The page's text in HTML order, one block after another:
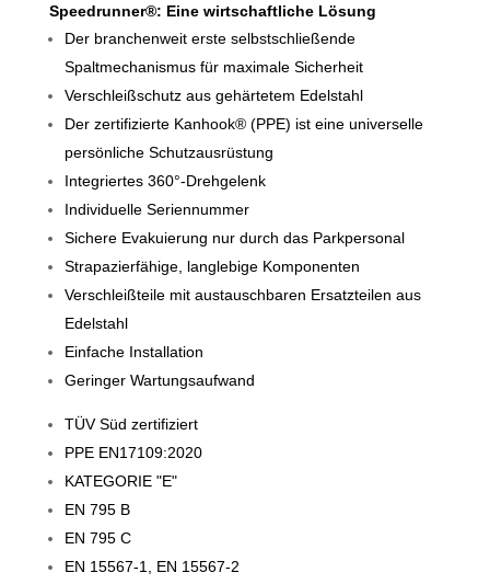
Speedrunner®: Eine wirtschaftliche Lösung
Der branchenweit erste selbstschließende
Spaltmechanismus für maximale Sicherheit
Verschleißschutz aus gehärtetem Edelstahl
Der zertifizierte Kanhook® (PPE) ist eine universelle
persönliche Schutzausrüstung
Integriertes 360°-Drehgelenk
Individuelle Seriennummer
Sichere Evakuierung nur durch das Parkpersonal
Strapazierfähige, langlebige Komponenten
Verschleißteile mit austauschbaren Ersatzteilen aus
Edelstahl
Einfache Installation
Geringer Wartungsaufwand
TÜV Süd zertifiziert
PPE EN17109:2020
KATEGORIE "E"
EN 795 B
EN 795 C
EN 15567-1, EN 15567-2